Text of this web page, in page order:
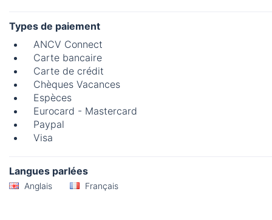
Types de paiement
ANCV Connect
Carte bancaire
Carte de crédit
Chèques Vacances
Espèces
Eurocard - Mastercard
Paypal
Visa
Langues parlées
Anglais Français